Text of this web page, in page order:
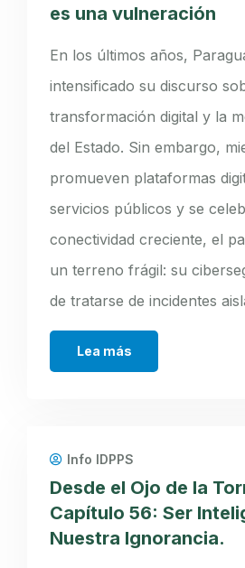
es una vulneración
En los últimos años,
intensificado su discurso
transformación digital y la
del Estado. Sin embargo,
promueven plataformas
servicios públicos y se
conectividad creciente, el
un terreno frágil: su
de tratarse de incidentes
Lea más
Info IDPPS
Desde el Ojo de la
Capítulo 56: Ser
Nuestra Ignorancia.